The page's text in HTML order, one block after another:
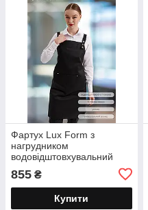
Фартух Lux Form з
нагрудником
водовідштовхувальний
офіціанта бармена
перукаря чорний
855 ₴
Купити